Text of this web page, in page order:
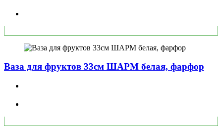
Ваза для фруктов 33см ШАРМ белая, фарфор